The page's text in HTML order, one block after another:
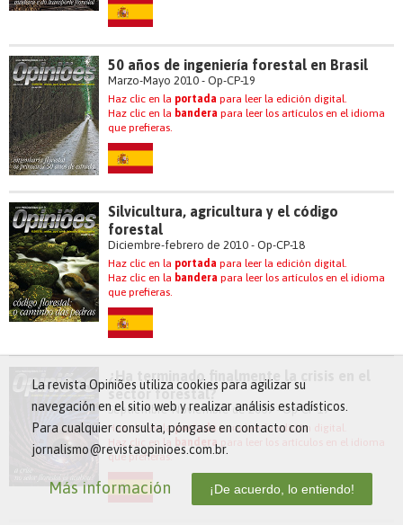
50 años de ingeniería forestal en Brasil
Marzo-Mayo 2010 - Op-CP-19
Haz clic en la portada para leer la edición digital.
Haz clic en la bandera para leer los artículos en el idioma
que prefieras.
Silvicultura, agricultura y el código
forestal
Diciembre-febrero de 2010 - Op-CP-18
Haz clic en la portada para leer la edición digital.
Haz clic en la bandera para leer los artículos en el idioma
que prefieras.
¿Ha terminado finalmente la crisis en el
sector forestal?
Septiembre-Noviembre de 2009 - Op-CP-17
Haz clic en laportada para leer la edición digital.
Haz clic en la bandera para leer los artículos en el idioma
que prefieras.
La revista Opiniões utiliza cookies para agilizar su
navegación en el sitio web y realizar análisis estadísticos.
Para cualquier consulta, póngase en contacto con
jornalismo@revistaopinioes.com.br.
Más información ¡De acuerdo, lo entiendo!